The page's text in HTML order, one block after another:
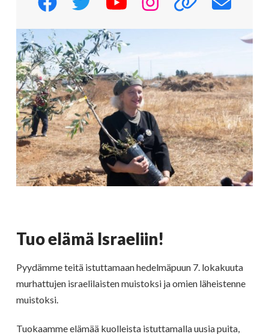
Tuo elämä Israeliin!
Pyydämme teitä istuttamaan hedelmäpuun 7. lokakuuta
murhattujen israelilaisten muistoksi ja omien läheistenne
muistoksi.
Tuokaamme elämää kuolleista istuttamalla uusia puita,